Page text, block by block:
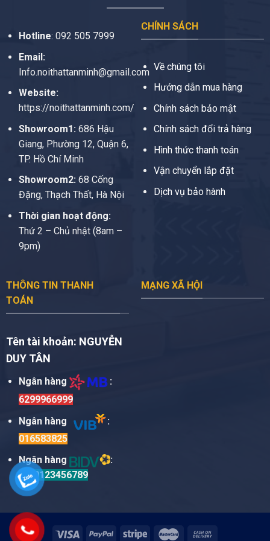
Hotline: 092 505 7999
Email:
Info.noithattanminh@gmail.com
Website:
https://noithattanminh.com/
Showroom1: 686 Hậu
Giang, Phường 12, Quận 6,
TP. Hồ Chí Minh
Showroom2:68 Cống
Đặng, Thạch Thất, Hà Nội
Thời gian hoạt động:
Thứ 2 – Chủ nhật (8am –
9pm)
CHÍNH SÁCH
Về chúng tôi
Hướng dẫn mua hàng
Chính sách bảo mật
Chính sách đổi trả hàng
Hình thức thanh toán
Vận chuyển lắp đặt
Dịch vụ bảo hành
THÔNG TIN THANH
TOÁN
Tên tài khoản: NGUYỄN
DUY TÂN
Ngân hàng
:
6299966999
Ngân hàng
:
016583825
Ngân hàng
:
TM0123456789
MẠNG XÃ HỘI